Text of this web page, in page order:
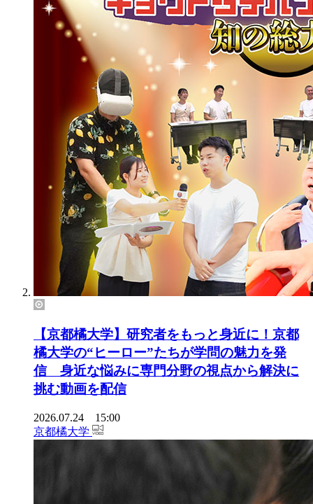
【京都橘大学】研究者をもっと身近に！京都
橘大学の“ヒーロー”たちが学問の魅力を発
信 身近な悩みに専門分野の視点から解決に
挑む動画を配信
2026.07.24 15:00
京都橘大学